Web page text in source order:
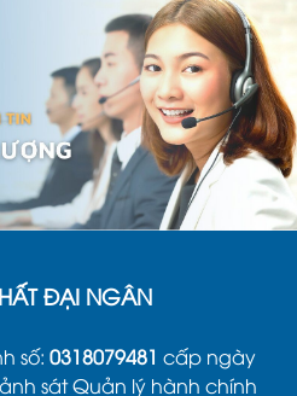
ĐẠI NGÂN
số: 0318079481 cấp ngày
sát Quản lý hành chính